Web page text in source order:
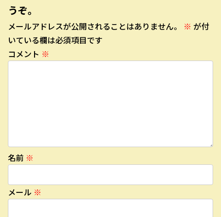
うぞ。
メールアドレスが公開されることはありません。 ※ が付
いている欄は必須項目です
コメント ※
名前 ※
メール ※